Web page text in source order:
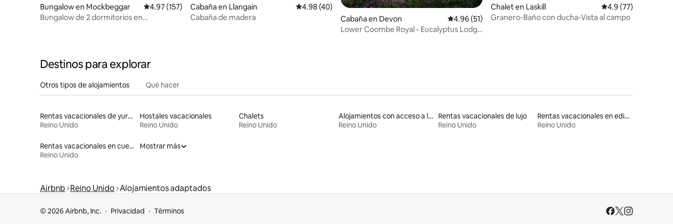
Bungalow en Mockbeggar Calificación promedio: 4.97 de 5; 157 evaluaciones
4.97 (157)
Bungalow de 2 dormitorios en
Cabaña en Llangain Calificación promedio: 4.98 de 5; 40 evaluaciones
4.98 (40)
Cabaña de madera
Cabaña en Devon Calificación promedio: 4.96 de 5; 51 evaluaciones
4.96 (51)
Lower Coombe Royal - Eucalyptus Lodge
Chalet en Laskill Calificación
4.9 (77)
Granero-Baño con ducha-Vista al campo
Destinos para explorar
Otros tipos de alojamientos Qué hacer
Rentas vacacionales de yurtas con jacuzzi
Reino Unido
Hostales vacacionales
Reino Unido
Chalets
Reino Unido
Alojamientos con acceso a las pistas de esquí
Reino Unido
Rentas vacacionales de lujo
Reino Unido
Rentas vacacionales en edificios religiosos
Reino Unido
Rentas vacacionales en cuevas
Reino Unido
Mostrar más
Airbnb Reino Unido Alojamientos adaptados
© 2026 Airbnb, Inc. Privacidad Términos